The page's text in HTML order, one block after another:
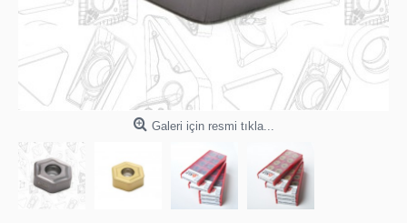
Galeri için resmi tıkla...